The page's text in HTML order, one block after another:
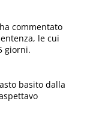
commentato
le cui
giorni.
basito dalla